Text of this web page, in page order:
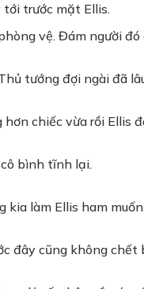
tới trước mặt Ellis.
vệ. Đám người
tướng đợi ngài đã
hơn chiếc vừa rồi
bình tĩnh lại.
kia làm Ellis ham
đây cũng không chết